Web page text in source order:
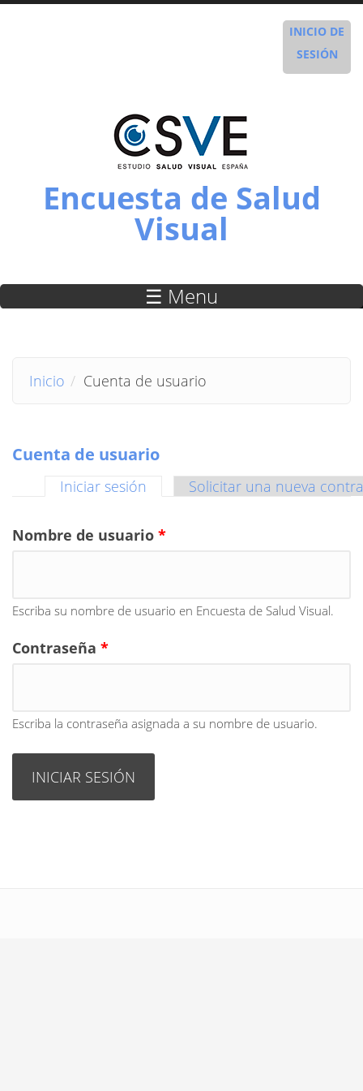
INICIO DE
SESIÓN
Encuesta de Salud
Visual
☰ Menu
Inicio Cuenta de usuario
Cuenta de usuario
Solapas principales
Iniciar sesión (solapa activa)
Solicitar una nueva
Nombre de usuario *
Escriba su nombre de usuario en Encuesta de Salud Visual.
Contraseña *
Escriba la contraseña asignada a su nombre de usuario.